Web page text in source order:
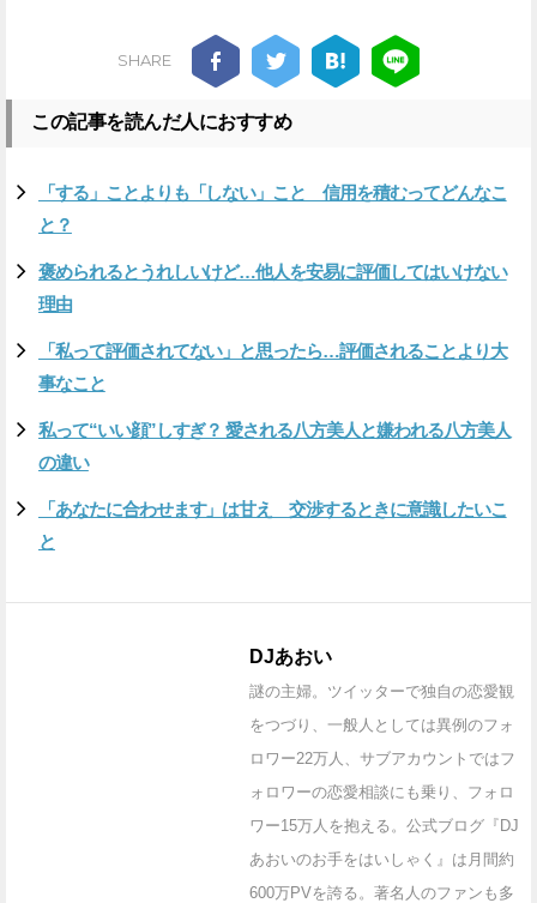
SHARE
この記事を読んだ人におすすめ
「する」ことよりも「しない」こと 信用を積むってどんなこ
と？
褒められるとうれしいけど…他人を安易に評価してはいけない
理由
「私って評価されてない」と思ったら…評価されることより大
事なこと
私って“いい顔”しすぎ？ 愛される八方美人と嫌われる八方美人
の違い
「あなたに合わせます」は甘え 交渉するときに意識したいこ
と
DJあおい
謎の主婦。ツイッターで独自の恋愛観
をつづり、一般人としては異例のフォ
ロワー22万人、サブアカウントではフ
ォロワーの恋愛相談にも乗り、フォロ
ワー15万人を抱える。公式ブログ『DJ
あおいのお手をはいしゃく』は月間約
600万PVを誇る。著名人のファンも多